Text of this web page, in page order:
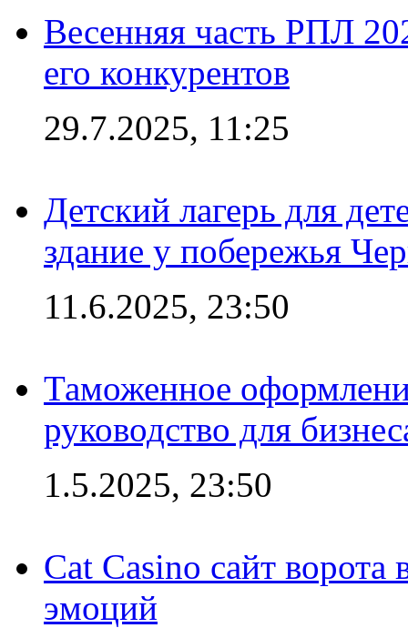
Весенняя часть РПЛ
его конкурентов
29.7.2025, 11:25
Детский лагерь для
здание у побережья
11.6.2025, 23:50
Таможенное
руководство для
1.5.2025, 23:50
Cat Casino сайт
эмоций